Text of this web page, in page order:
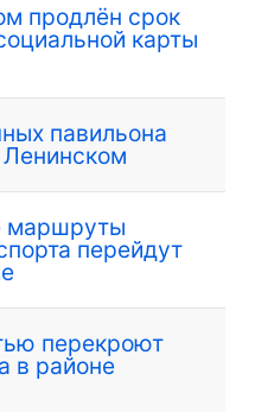
продлён срок
карты
павильона
Ленинском
маршруты
перейдут
перекроют
в районе